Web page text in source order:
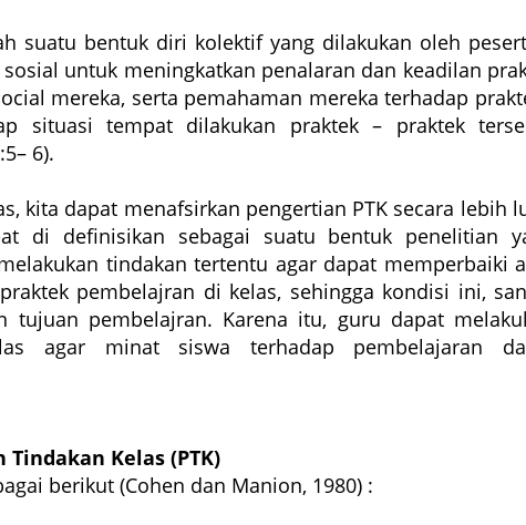
suatu bentuk diri kolektif yang dilakukan oleh
untuk meningkatkan penalaran dan keadilan
mereka, serta pemahaman mereka terhadap
situasi tempat dilakukan praktek – praktek
6).
kita dapat menafsirkan pengertian PTK secara lebih
di definisikan sebagai suatu bentuk penelitian
tindakan tertentu agar dapat memperbaiki
pembelajran di kelas, sehingga kondisi ini,
tujuan pembelajran. Karena itu, guru dapat
agar minat siswa terhadap pembelajaran
Kelas (PTK)
berikut (Cohen dan Manion, 1980) :